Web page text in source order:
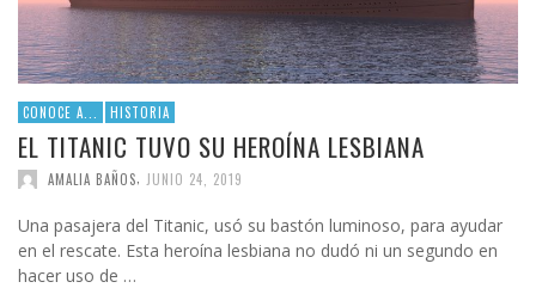
CONOCE A... HISTORIA
EL TITANIC TUVO SU HEROÍNA LESBIANA
AMALIA BAÑOS JUNIO 24, 2019
Una pasajera del Titanic, usó su bastón luminoso, para ayudar
en el rescate. Esta heroína lesbiana no dudó ni un segundo en
hacer uso de …